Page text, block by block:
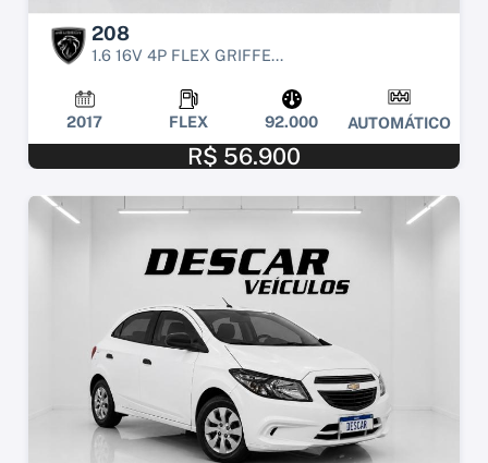
208
1.6 16V 4P FLEX GRIFFE...
2017 FLEX 92.000 AUTOMÁTICO
R$ 56.900